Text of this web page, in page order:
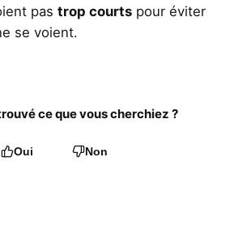
pas trop courts pour éviter
se voient.
ce que vous cherchiez ?
Oui Non